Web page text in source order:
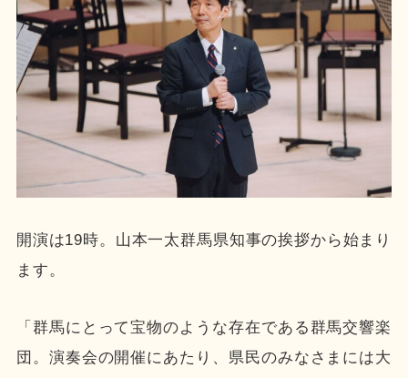
開演は19時。山本一太群馬県知事の挨拶から始まり
ます。
「群馬にとって宝物のような存在である群馬交響楽
団。演奏会の開催にあたり、県民のみなさまには大